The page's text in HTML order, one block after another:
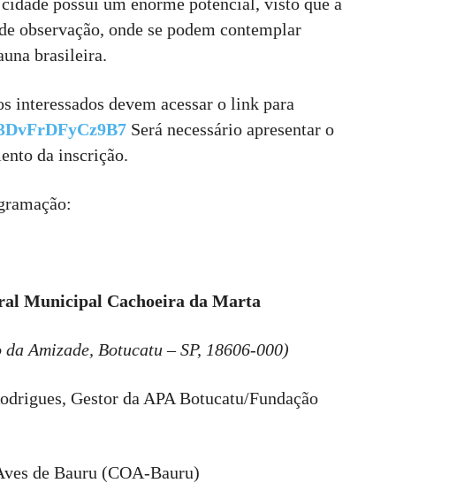
observação, onde se podem contemplar
brasileira.
interessados devem acessar o link para
Será necessário apresentar o
da inscrição.
Municipal Cachoeira da Marta
Amizade, Botucatu – SP, 18606-000)
Gestor da APA Botucatu/Fundação
de Bauru (COA-Bauru)